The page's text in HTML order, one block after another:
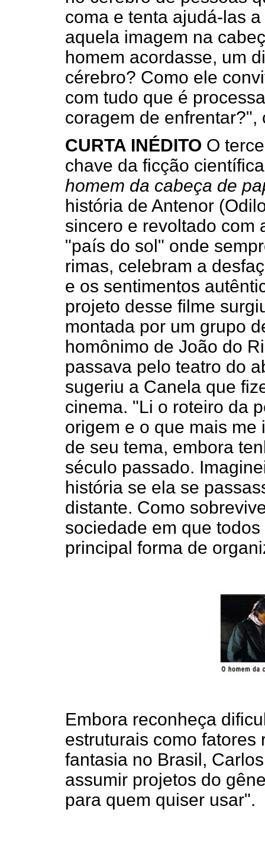
coma e tenta ajudá-las
aquela imagem na
homem acordasse, um
cérebro? Como ele
com tudo que é
coragem de enfrentar?",
CURTA INÉDITO O
chave da ficção
homem da cabeça de
história de Antenor
sincero e revoltado com
"país do sol" onde
rimas, celebram a
e os sentimentos
projeto desse filme
montada por um grupo
homônimo de João do
passava pelo teatro do
sugeriu a Canela que
cinema. "Li o roteiro da
origem e o que mais
de seu tema, embora
século passado.
história se ela se
distante. Como
sociedade em que
principal forma de
Embora reconheça
estruturais como fatores
fantasia no Brasil,
assumir projetos do
para quem quiser usar".